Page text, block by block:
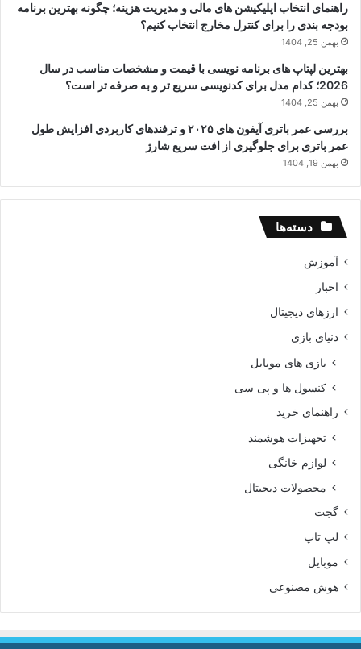
راهنمای انتخاب اپلیکیشن های مالی و مدیریت هزینه؛ چگونه بهترین برنامه
بودجه بندی را برای کنترل مخارج انتخاب کنیم؟
بهمن 25, 1404
بهترین لپتاپ های برنامه نویسی با قیمت و مشخصات مناسب در سال
2026؛ کدام مدل برای کدنویسی سریع تر و به صرفه تر است؟
بهمن 25, 1404
بررسی عمر باتری آیفون های ۲۰۲۵ و ترفندهای کاربردی افزایش طول
عمر باتری برای جلوگیری از افت سریع شارژ
بهمن 19, 1404
دسته‌ها
آموزش
اخبار
ارزهای دیجیتال
دنیای بازی
بازی های موبایل
کنسول ها و پی سی
راهنمای خرید
تجهیزات هوشمند
لوازم خانگی
محصولات دیجیتال
گجت
لپ تاپ
موبایل
هوش مصنوعی